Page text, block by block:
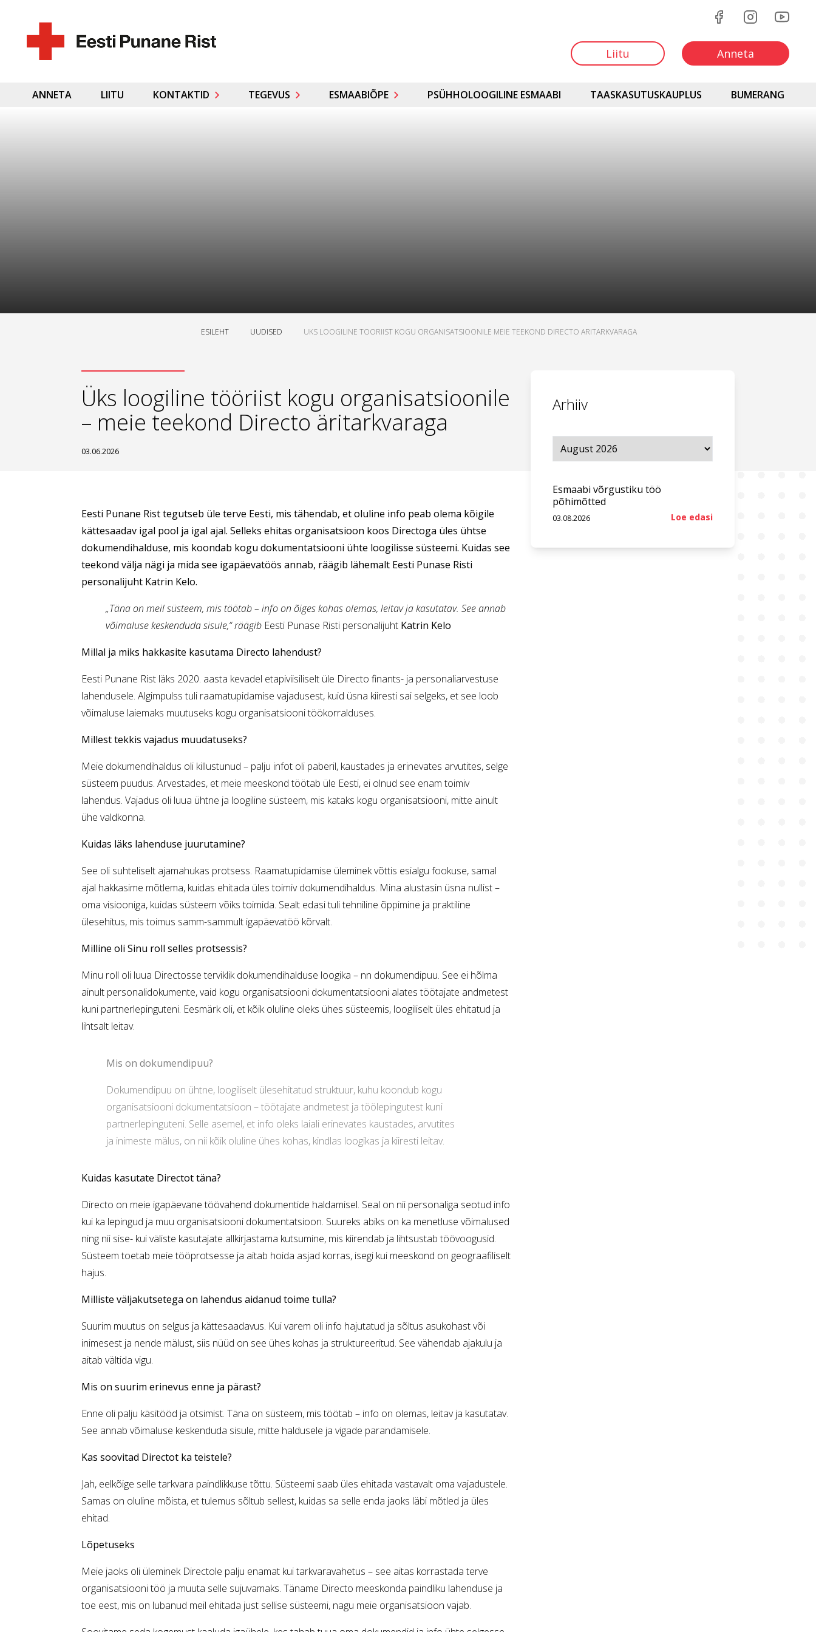
Liitu Anneta
ANNETA LIITU KONTAKTID TEGEVUS ESMAABIÕPE PSÜHHOLOOGILINE ESMAABI TAASKASUTUSKAUPLUS BUMERANG
ESILEHT UUDISED UKS LOOGILINE TOORIIST KOGU ORGANISATSIOONILE MEIE TEEKOND DIRECTO ARITARKVARAGA
Üks loogiline tööriist kogu organisatsioonile
– meie teekond Directo äritarkvaraga
03.06.2026
Eesti Punane Rist tegutseb üle terve Eesti, mis tähendab, et oluline info peab olema kõigile
kättesaadav igal pool ja igal ajal. Selleks ehitas organisatsioon koos Directoga üles ühtse
dokumendihalduse, mis koondab kogu dokumentatsiooni ühte loogilisse süsteemi. Kuidas see
teekond välja nägi ja mida see igapäevatöös annab, räägib lähemalt Eesti Punase Risti
personalijuht Katrin Kelo.
„Täna on meil süsteem, mis töötab – info on õiges kohas olemas, leitav ja kasutatav. See annab
võimaluse keskenduda sisule,“ räägib Eesti Punase Risti personalijuht Katrin Kelo
Millal ja miks hakkasite kasutama Directo lahendust?
Eesti Punane Rist läks 2020. aasta kevadel etapiviisiliselt üle Directo finants- ja personaliarvestuse
lahendusele. Algimpulss tuli raamatupidamise vajadusest, kuid üsna kiiresti sai selgeks, et see loob
võimaluse laiemaks muutuseks kogu organisatsiooni töökorralduses.
Millest tekkis vajadus muudatuseks?
Meie dokumendihaldus oli killustunud – palju infot oli paberil, kaustades ja erinevates arvutites, selge
süsteem puudus. Arvestades, et meie meeskond töötab üle Eesti, ei olnud see enam toimiv
lahendus. Vajadus oli luua ühtne ja loogiline süsteem, mis kataks kogu organisatsiooni, mitte ainult
ühe valdkonna.
Kuidas läks lahenduse juurutamine?
See oli suhteliselt ajamahukas protsess. Raamatupidamise üleminek võttis esialgu fookuse, samal
ajal hakkasime mõtlema, kuidas ehitada üles toimiv dokumendihaldus. Mina alustasin üsna nullist –
oma visiooniga, kuidas süsteem võiks toimida. Sealt edasi tuli tehniline õppimine ja praktiline
ülesehitus, mis toimus samm-sammult igapäevatöö kõrvalt.
Milline oli Sinu roll selles protsessis?
Minu roll oli luua Directosse terviklik dokumendihalduse loogika – nn dokumendipuu. See ei hõlma
ainult personalidokumente, vaid kogu organisatsiooni dokumentatsiooni alates töötajate andmetest
kuni partnerlepinguteni. Eesmärk oli, et kõik oluline oleks ühes süsteemis, loogiliselt üles ehitatud ja
lihtsalt leitav.
Mis on dokumendipuu?
Dokumendipuu on ühtne, loogiliselt ülesehitatud struktuur, kuhu koondub kogu
organisatsiooni dokumentatsioon – töötajate andmetest ja töölepingutest kuni
partnerlepinguteni. Selle asemel, et info oleks laiali erinevates kaustades, arvutites
ja inimeste mälus, on nii kõik oluline ühes kohas, kindlas loogikas ja kiiresti leitav.
Kuidas kasutate Directot täna?
Directo on meie igapäevane töövahend dokumentide haldamisel. Seal on nii personaliga seotud info
kui ka lepingud ja muu organisatsiooni dokumentatsioon. Suureks abiks on ka menetluse võimalused
ning nii sise- kui väliste kasutajate allkirjastama kutsumine, mis kiirendab ja lihtsustab töövoogusid.
Süsteem toetab meie tööprotsesse ja aitab hoida asjad korras, isegi kui meeskond on geograafiliselt
hajus.
Milliste väljakutsetega on lahendus aidanud toime tulla?
Suurim muutus on selgus ja kättesaadavus. Kui varem oli info hajutatud ja sõltus asukohast või
inimesest ja nende mälust, siis nüüd on see ühes kohas ja struktureeritud. See vähendab ajakulu ja
aitab vältida vigu.
Mis on suurim erinevus enne ja pärast?
Enne oli palju käsitööd ja otsimist. Täna on süsteem, mis töötab – info on olemas, leitav ja kasutatav.
See annab võimaluse keskenduda sisule, mitte haldusele ja vigade parandamisele.
Kas soovitad Directot ka teistele?
Jah, eelkõige selle tarkvara paindlikkuse tõttu. Süsteemi saab üles ehitada vastavalt oma vajadustele.
Samas on oluline mõista, et tulemus sõltub sellest, kuidas sa selle enda jaoks läbi mõtled ja üles
ehitad.
Lõpetuseks
Meie jaoks oli üleminek Directole palju enamat kui tarkvaravahetus – see aitas korrastada terve
organisatsiooni töö ja muuta selle sujuvamaks. Täname Directo meeskonda paindliku lahenduse ja
toe eest, mis on lubanud meil ehitada just sellise süsteemi, nagu meie organisatsioon vajab.
Arhiiv
Esmaabi võrgustiku töö
põhimõtted
03.08.2026 Loe edasi